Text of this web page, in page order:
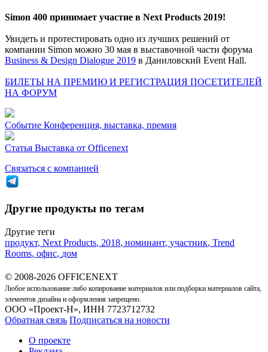
Simon 400 принимает участие в Next Products 2019!
Увидеть и протестировать одно из лучших решений от
компании Simon можно 30 мая в выставочной части форума
Business & Design Dialogue 2019 в Даниловский Event Hall.
БИЛЕТЫ НА ПРЕМИЮ И РЕГИСТРАЦИЯ ПОСЕТИТЕЛЕЙ
НА ФОРУМ
Событие Конференция, выставка, премия
Статья Выставка от Officenext
Связаться с компанией
Другие продукты по тегам
Другие теги
продукт, Next Products, 2018, номинант, участник, Trend
Rooms, офис, дом
© 2008-2026 OFFICENEXT
Любое использование либо копирование материалов или подборки материалов сайта,
элементов дизайна и оформления запрещено.
ООО «Проект-Н», ИНН 7723712732
Обратная связь Подписаться на новости
О проекте